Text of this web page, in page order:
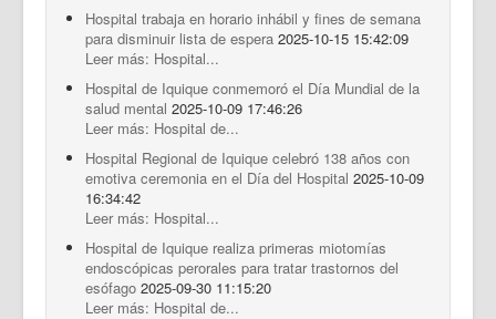
Hospital trabaja en horario inhábil y fines de semana
para disminuir lista de espera 2025-10-15 15:42:09
Leer más: Hospital...
Hospital de Iquique conmemoró el Día Mundial de la
salud mental 2025-10-09 17:46:26
Leer más: Hospital de...
Hospital Regional de Iquique celebró 138 años con
emotiva ceremonia en el Día del Hospital 2025-10-09
16:34:42
Leer más: Hospital...
Hospital de Iquique realiza primeras miotomías
endoscópicas perorales para tratar trastornos del
esófago 2025-09-30 11:15:20
Leer más: Hospital de...